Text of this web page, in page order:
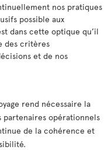
nos pratiques
possible aux
dans cette optique qu’il
des critères
et de nos
rend nécessaire la
opérationnels
de la cohérence et